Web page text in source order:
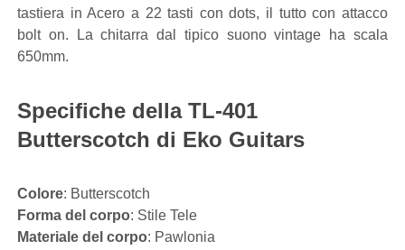
tastiera in Acero a 22 tasti con dots, il tutto con attacco
bolt on. La chitarra dal tipico suono vintage ha scala
650mm.
Specifiche della TL-401
Butterscotch di Eko Guitars
Colore: Butterscotch
Forma del corpo: Stile Tele
Materiale del corpo: Pawlonia